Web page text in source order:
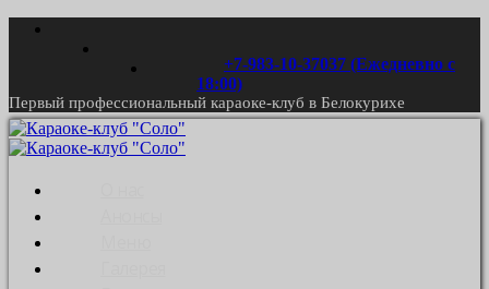
+7-983-10-37037 (Ежедневно с
18:00)
Первый профессиональный караоке-клуб в Белокурихе